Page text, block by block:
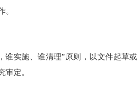
。
谁实施、谁清理”原则，以文件起草
审定。